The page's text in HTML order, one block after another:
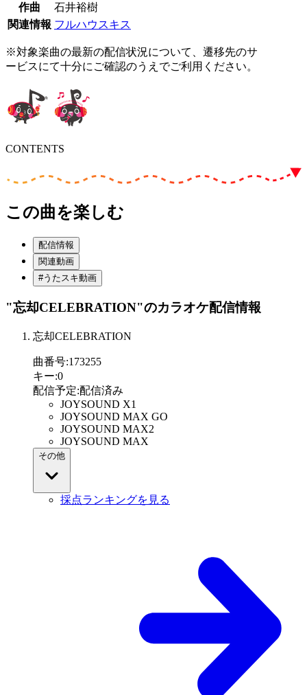
作曲
石井裕樹
関連情報 フルハウスキス
※対象楽曲の最新の配信状況について、遷移先のサ
ービスにて十分にご確認のうえでご利用ください。
CONTENTS
この曲を楽しむ
配信情報
関連動画
#うたスキ動画
"忘却CELEBRATION"のカラオケ配信情報
忘却CELEBRATION
曲番号:173255
キー:0
配信予定:配信済み
JOYSOUND X1
JOYSOUND MAX GO
JOYSOUND MAX2
JOYSOUND MAX
その他
採点ランキングを見る